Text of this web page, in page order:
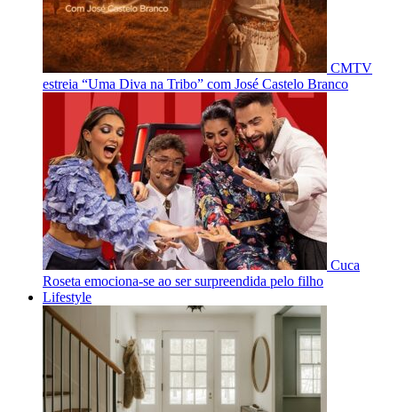
CMTV
estreia “Uma Diva na Tribo” com José Castelo Branco
Cuca
Roseta emociona-se ao ser surpreendida pelo filho
Lifestyle